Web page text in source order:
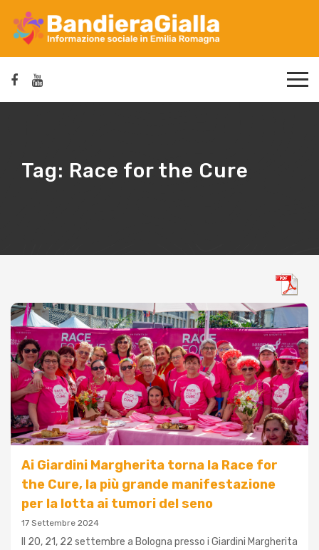
Tag: Race for the Cure
Ai Giardini Margherita torna la Race for
the Cure, la più grande manifestazione
per la lotta ai tumori del seno
17 Settembre 2024
Il 20, 21, 22 settembre a Bologna presso i Giardini Margherita